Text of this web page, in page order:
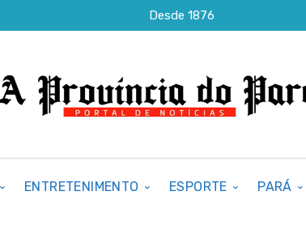
Desde 1876
ENTRETENIMENTO ESPORTE PARÁ